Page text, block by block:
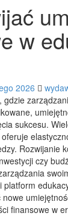
w
2026
gdzie
sukcesu.
Rozwijanie
czy
platform
finansowe w